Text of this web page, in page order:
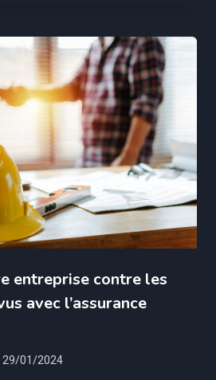
entreprise contre les
avec l’assurance
29/01/2024